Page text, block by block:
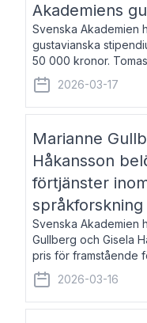
Akademiens
Svenska Akademien
gustavianska
50 000 kronor.
projektledare inom
utkom i fjol med
2026-03-17
Marianne
Håkansson
förtjänster
Svenska Akademien
Gullberg och Gisela
pris för framstående
språkforskning och
och Karin Forsberg
2026-03-16